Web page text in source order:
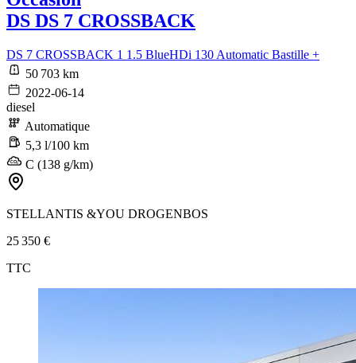
DS DS 7 CROSSBACK
DS 7 CROSSBACK 1 1.5 BlueHDi 130 Automatic Bastille +
50 703 km
2022-06-14
diesel
Automatique
5,3 l/100 km
C (138 g/km)
STELLANTIS &YOU DROGENBOS
25 350 €
TTC